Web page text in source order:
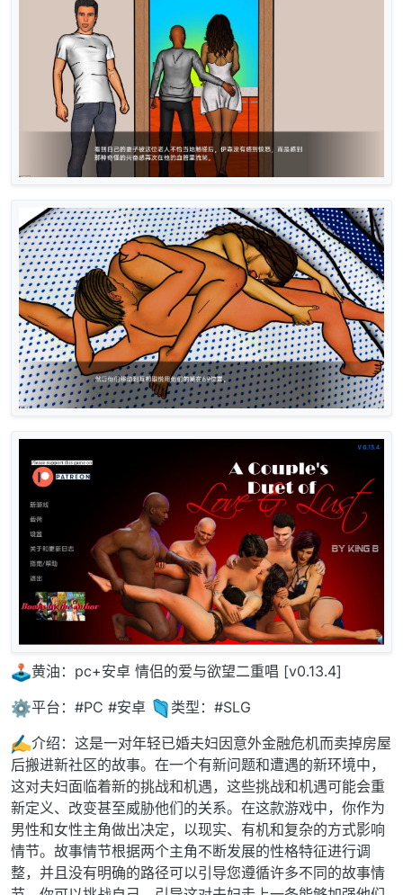
️黄油：pc+安卓 情侣的爱与欲望二重唱 [v0.13.4]
️平台：#PC #安卓 类型：#SLG
️介绍：这是一对年轻已婚夫妇因意外金融危机而卖掉房屋
后搬进新社区的故事。在一个有新问题和遭遇的新环境中，
这对夫妇面临着新的挑战和机遇，这些挑战和机遇可能会重
新定义、改变甚至威胁他们的关系。在这款游戏中，你作为
男性和女性主角做出决定，以现实、有机和复杂的方式影响
情节。故事情节根据两个主角不断发展的性格特征进行调
整，并且没有明确的路径可以引导您遵循许多不同的故事情